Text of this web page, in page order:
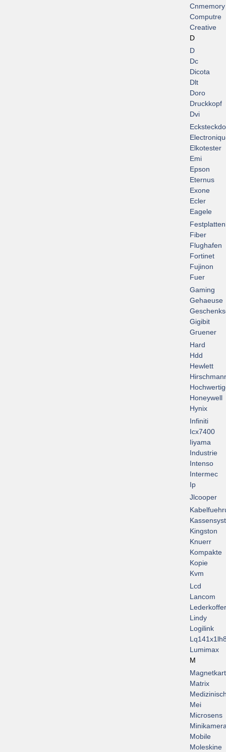
Cnmemory
Computre
Creative
D
D
Dc
Dicota
Dlt
Doro
Druckkopf
Dvi
Elkotester
Emi
Epson
Eternus
Exone
Ecler
Eagele
Fiber
Flughafen
Fortinet
Fujinon
Fuer
Gaming
Gehaeuse
Gigibit
Gruener
Hard
Hdd
Hewlett
Honeywell
Hynix
Infiniti
Icx7400
Iiyama
Industrie
Intenso
Intermec
Ip
Jlcooper
Kingston
Knuerr
Kompakte
Kopie
Kvm
Lcd
Lancom
Lederkoffer
Lindy
Logilink
Lumimax
M
Matrix
Mei
Microsens
Mobile
Moleskine